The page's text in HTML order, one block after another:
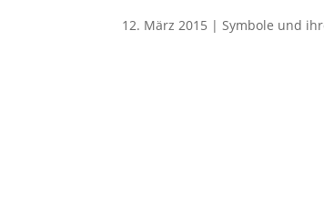
12. März 2015 |Symbole und